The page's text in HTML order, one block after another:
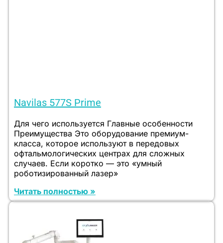
Navilas 577S Prime
Для чего используется Главные особенности
Преимущества Это оборудование премиум-
класса, которое используют в передовых
офтальмологических центрах для сложных
случаев. Если коротко — это «умный
роботизированный лазер»
Читать полностью »